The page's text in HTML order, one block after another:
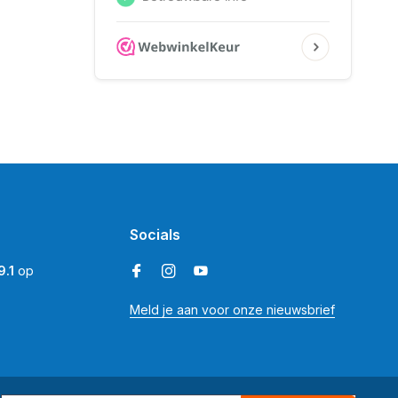
op
Socials
Meld je aan voor onze nieuwsbrief